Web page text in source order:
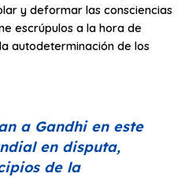
y deformar las consciencias
escrúpulos a la hora de
autodeterminación de los
a Gandhi en este
en disputa,
de la